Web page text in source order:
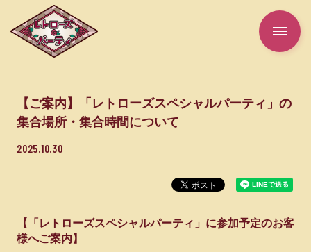
TOP
【ご案内】「レトローズスペシャルパーティ」の
集合場所・集合時間について
2025.10.30
【「レトローズスペシャルパーティ」に参加予定のお客
様へご案内】